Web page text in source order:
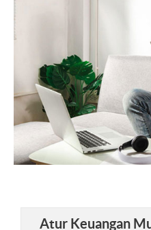
Atur Keuangan